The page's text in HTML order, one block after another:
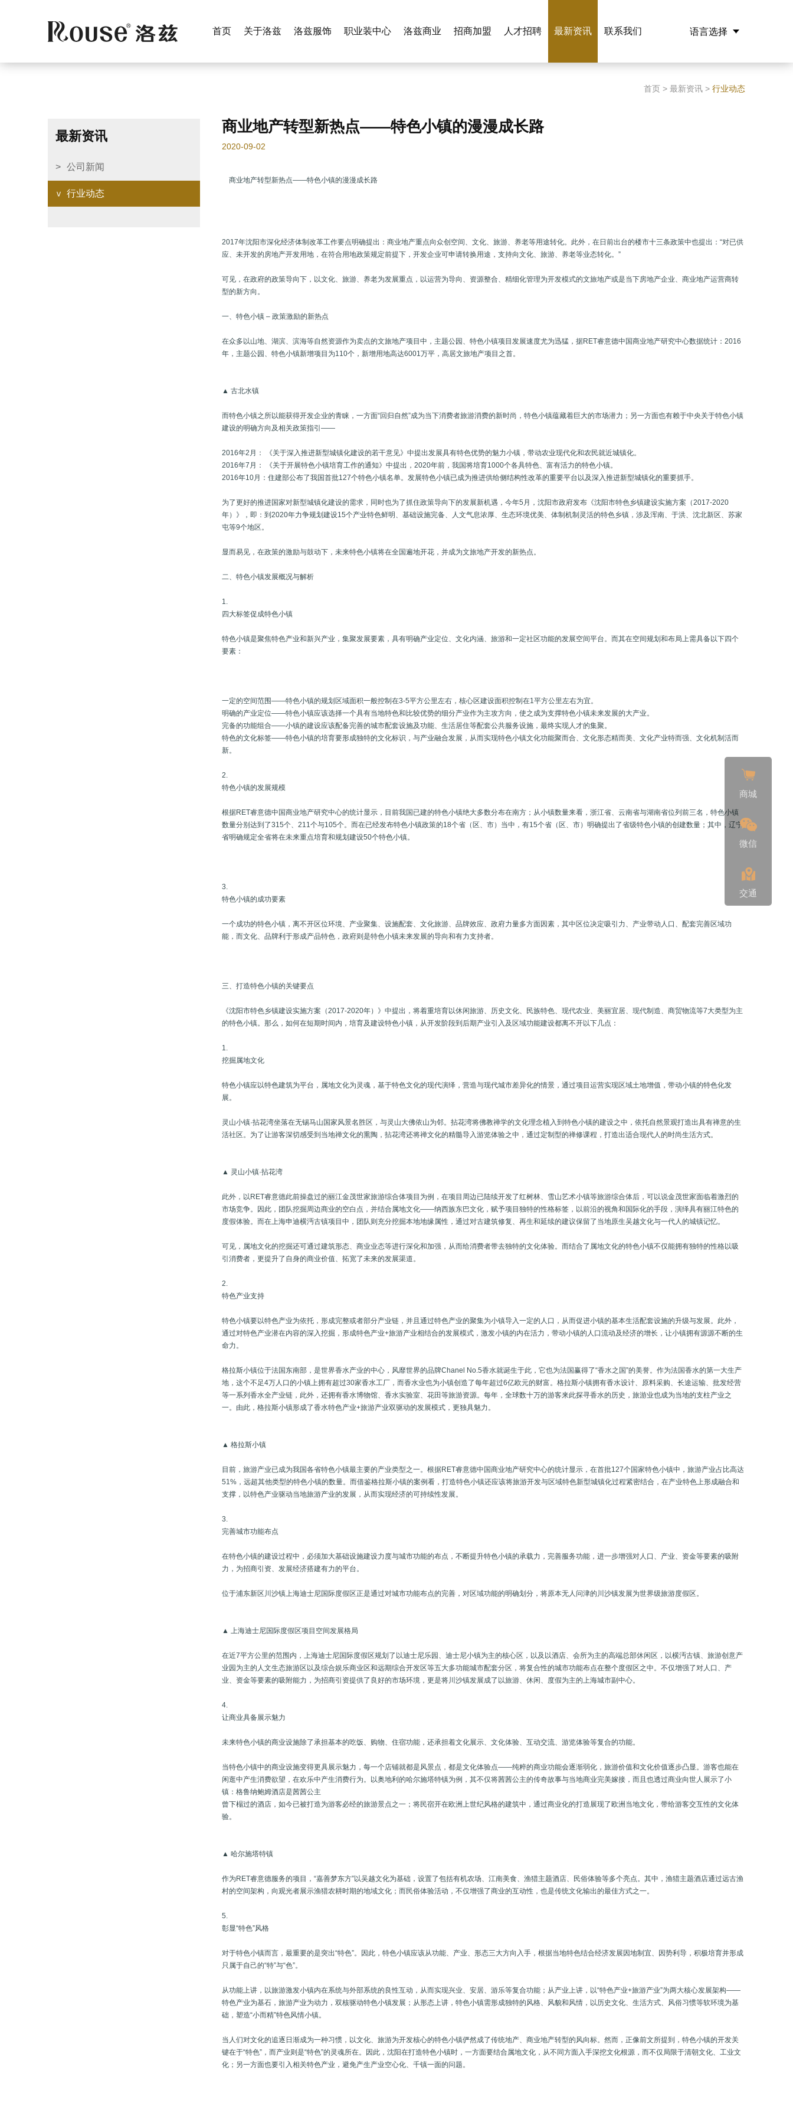
首页 关于洛兹 洛兹服饰 职业装中心 洛兹商业 招商加盟 人才招聘 最新资讯 联系我们 语言选择
首页 >最新资讯 >行业动态
商业地产转型新热点——特色小镇的漫漫成长路
2020-09-02
商业地产转型新热点——特色小镇的漫漫成长路
2017年沈阳市深化经济体制改革工作要点明确提出：商业地产重点向众创空间、文化、旅游、养老等用途转化。此外，在日前出台的楼市十三条政策中也提出：“对已供
应、未开发的房地产开发用地，在符合用地政策规定前提下，开发企业可申请转换用途，支持向文化、旅游、养老等业态转化。”
可见，在政府的政策导向下，以文化、旅游、养老为发展重点，以运营为导向、资源整合、精细化管理为开发模式的文旅地产或是当下房地产企业、商业地产运营商转
型的新方向。
一、特色小镇 – 政策激励的新热点
在众多以山地、湖滨、滨海等自然资源作为卖点的文旅地产项目中，主题公园、特色小镇项目发展速度尤为迅猛，据RET睿意德中国商业地产研究中心数据统计：2016
年，主题公园、特色小镇新增项目为110个，新增用地高达6001万平，高居文旅地产项目之首。
▲ 古北水镇
而特色小镇之所以能获得开发企业的青睐，一方面“回归自然”成为当下消费者旅游消费的新时尚，特色小镇蕴藏着巨大的市场潜力；另一方面也有赖于中央关于特色小镇
建设的明确方向及相关政策指引——
2016年2月： 《关于深入推进新型城镇化建设的若干意见》中提出发展具有特色优势的魅力小镇，带动农业现代化和农民就近城镇化。
2016年7月： 《关于开展特色小镇培育工作的通知》中提出，2020年前，我国将培育1000个各具特色、富有活力的特色小镇。
2016年10月：住建部公布了我国首批127个特色小镇名单。发展特色小镇已成为推进供给侧结构性改革的重要平台以及深入推进新型城镇化的重要抓手。
为了更好的推进国家对新型城镇化建设的需求，同时也为了抓住政策导向下的发展新机遇，今年5月，沈阳市政府发布《沈阳市特色乡镇建设实施方案（2017-2020
年）》，即：到2020年力争规划建设15个产业特色鲜明、基础设施完备、人文气息浓厚、生态环境优美、体制机制灵活的特色乡镇，涉及浑南、于洪、沈北新区、苏家
屯等9个地区。
显而易见，在政策的激励与鼓动下，未来特色小镇将在全国遍地开花，并成为文旅地产开发的新热点。
二、特色小镇发展概况与解析
1.
四大标签促成特色小镇
特色小镇是聚焦特色产业和新兴产业，集聚发展要素，具有明确产业定位、文化内涵、旅游和一定社区功能的发展空间平台。而其在空间规划和布局上需具备以下四个
要素：
一定的空间范围——特色小镇的规划区域面积一般控制在3-5平方公里左右，核心区建设面积控制在1平方公里左右为宜。
明确的产业定位——特色小镇应该选择一个具有当地特色和比较优势的细分产业作为主攻方向，使之成为支撑特色小镇未来发展的大产业。
完备的功能组合——小镇的建设应该配备完善的城市配套设施及功能、生活居住等配套公共服务设施，最终实现人才的集聚。
特色的文化标签——特色小镇的培育要形成独特的文化标识，与产业融合发展，从而实现特色小镇文化功能聚而合、文化形态精而美、文化产业特而强、文化机制活而
新。
2.
特色小镇的发展规模
根据RET睿意德中国商业地产研究中心的统计显示，目前我国已建的特色小镇绝大多数分布在南方；从小镇数量来看，浙江省、云南省与湖南省位列前三名，特色小镇
数量分别达到了315个、211个与105个。而在已经发布特色小镇政策的18个省（区、市）当中，有15个省（区、市）明确提出了省级特色小镇的创建数量；其中，辽宁
省明确规定全省将在未来重点培育和规划建设50个特色小镇。
3.
特色小镇的成功要素
一个成功的特色小镇，离不开区位环境、产业聚集、设施配套、文化旅游、品牌效应、政府力量多方面因素，其中区位决定吸引力、产业带动人口、配套完善区域功
能，而文化、品牌利于形成产品特色，政府则是特色小镇未来发展的导向和有力支持者。
三、打造特色小镇的关键要点
《沈阳市特色乡镇建设实施方案（2017-2020年）》中提出，将着重培育以休闲旅游、历史文化、民族特色、现代农业、美丽宜居、现代制造、商贸物流等7大类型为主
的特色小镇。那么，如何在短期时间内，培育及建设特色小镇，从开发阶段到后期产业引入及区域功能建设都离不开以下几点：
1.
挖掘属地文化
特色小镇应以特色建筑为平台，属地文化为灵魂，基于特色文化的现代演绎，营造与现代城市差异化的情景，通过项目运营实现区域土地增值，带动小镇的特色化发
展。
灵山小镇·拈花湾坐落在无锡马山国家风景名胜区，与灵山大佛依山为邻。拈花湾将佛教禅学的文化理念植入到特色小镇的建设之中，依托自然景观打造出具有禅意的生
活社区。为了让游客深切感受到当地禅文化的熏陶，拈花湾还将禅文化的精髓导入游览体验之中，通过定制型的禅修课程，打造出适合现代人的时尚生活方式。
▲ 灵山小镇·拈花湾
此外，以RET睿意德此前操盘过的丽江金茂世家旅游综合体项目为例，在项目周边已陆续开发了红树林、雪山艺术小镇等旅游综合体后，可以说金茂世家面临着激烈的
市场竞争。因此，团队挖掘周边商业的空白点，并结合属地文化——纳西族东巴文化，赋予项目独特的性格标签，以前沿的视角和国际化的手段，演绎具有丽江特色的
度假体验。而在上海申迪横沔古镇项目中，团队则充分挖掘本地地缘属性，通过对古建筑修复、再生和延续的建议保留了当地原生吴越文化与一代人的城镇记忆。
可见，属地文化的挖掘还可通过建筑形态、商业业态等进行深化和加强，从而给消费者带去独特的文化体验。而结合了属地文化的特色小镇不仅能拥有独特的性格以吸
引消费者，更提升了自身的商业价值、拓宽了未来的发展渠道。
2.
特色产业支持
特色小镇要以特色产业为依托，形成完整或者部分产业链，并且通过特色产业的聚集为小镇导入一定的人口，从而促进小镇的基本生活配套设施的升级与发展。此外，
通过对特色产业潜在内容的深入挖掘，形成特色产业+旅游产业相结合的发展模式，激发小镇的内在活力，带动小镇的人口流动及经济的增长，让小镇拥有源源不断的生
命力。
格拉斯小镇位于法国东南部，是世界香水产业的中心，风靡世界的品牌Chanel No.5香水就诞生于此，它也为法国赢得了“香水之国”的美誉。作为法国香水的第一大生产
地，这个不足4万人口的小镇上拥有超过30家香水工厂，而香水业也为小镇创造了每年超过6亿欧元的财富。格拉斯小镇拥有香水设计、原料采购、长途运输、批发经营
等一系列香水全产业链，此外，还拥有香水博物馆、香水实验室、花田等旅游资源。每年，全球数十万的游客来此探寻香水的历史，旅游业也成为当地的支柱产业之
一。由此，格拉斯小镇形成了香水特色产业+旅游产业双驱动的发展模式，更独具魅力。
▲ 格拉斯小镇
目前，旅游产业已成为我国各省特色小镇最主要的产业类型之一。根据RET睿意德中国商业地产研究中心的统计显示，在首批127个国家特色小镇中，旅游产业占比高达
51%，远超其他类型的特色小镇的数量。而借鉴格拉斯小镇的案例看，打造特色小镇还应该将旅游开发与区域特色新型城镇化过程紧密结合，在产业特色上形成融合和
支撑，以特色产业驱动当地旅游产业的发展，从而实现经济的可持续性发展。
3.
完善城市功能布点
在特色小镇的建设过程中，必须加大基础设施建设力度与城市功能的布点，不断提升特色小镇的承载力，完善服务功能，进一步增强对人口、产业、资金等要素的吸附
力，为招商引资、发展经济搭建有力的平台。
位于浦东新区川沙镇上海迪士尼国际度假区正是通过对城市功能布点的完善，对区域功能的明确划分，将原本无人问津的川沙镇发展为世界级旅游度假区。
▲ 上海迪士尼国际度假区项目空间发展格局
在近7平方公里的范围内，上海迪士尼国际度假区规划了以迪士尼乐园、迪士尼小镇为主的核心区，以及以酒店、会所为主的高端总部休闲区，以横沔古镇、旅游创意产
业园为主的人文生态旅游区以及综合娱乐商业区和远期综合开发区等五大多功能城市配套分区，将复合性的城市功能布点在整个度假区之中。不仅增强了对人口、产
业、资金等要素的吸附能力，为招商引资提供了良好的市场环境，更是将川沙镇发展成了以旅游、休闲、度假为主的上海城市副中心。
4.
让商业具备展示魅力
未来特色小镇的商业设施除了承担基本的吃饭、购物、住宿功能，还承担着文化展示、文化体验、互动交流、游览体验等复合的功能。
当特色小镇中的商业设施变得更具展示魅力，每一个店铺就都是风景点，都是文化体验点——纯粹的商业功能会逐渐弱化，旅游价值和文化价值逐步凸显。游客也能在
闲逛中产生消费欲望，在欢乐中产生消费行为。以奥地利的哈尔施塔特镇为例，其不仅将茜茜公主的传奇故事与当地商业完美嫁接，而且也透过商业向世人展示了小
镇：格鲁纳鲍姆酒店是茜茜公主
曾下榻过的酒店，如今已被打造为游客必经的旅游景点之一；将民宿开在欧洲上世纪风格的建筑中，通过商业化的打造展现了欧洲当地文化，带给游客交互性的文化体
验。
▲ 哈尔施塔特镇
作为RET睿意德服务的项目，“嘉善梦东方”以吴越文化为基础，设置了包括有机农场、江南美食、渔猎主题酒店、民俗体验等多个亮点。其中，渔猎主题酒店通过远古渔
村的空间架构，向观光者展示渔猎农耕时期的地域文化；而民俗体验活动，不仅增强了商业的互动性，也是传统文化输出的最佳方式之一。
5.
彰显“特色”风格
对于特色小镇而言，最重要的是突出“特色”。因此，特色小镇应该从功能、产业、形态三大方向入手，根据当地特色结合经济发展因地制宜、因势利导，积极培育并形成
只属于自己的“特”与“色”。
从功能上讲，以旅游激发小镇内在系统与外部系统的良性互动，从而实现兴业、安居、游乐等复合功能；从产业上讲，以“特色产业+旅游产业”为两大核心发展架构——
特色产业为基石，旅游产业为动力，双核驱动特色小镇发展；从形态上讲，特色小镇需形成独特的风格、风貌和风情，以历史文化、生活方式、风俗习惯等软环境为基
础，塑造“小而精”特色风情小镇。
当人们对文化的追逐日渐成为一种习惯，以文化、旅游为开发核心的特色小镇俨然成了传统地产、商业地产转型的风向标。然而，正像前文所提到，特色小镇的开发关
键在于“特色”，而产业则是“特色”的灵魂所在。因此，沈阳在打造特色小镇时，一方面要结合属地文化，从不同方面入手深挖文化根源，而不仅局限于清朝文化、工业文
化；另一方面也要引入相关特色产业，避免产生产业空心化、千镇一面的问题。
最新资讯
公司新闻
行业动态
商城
微信
交通